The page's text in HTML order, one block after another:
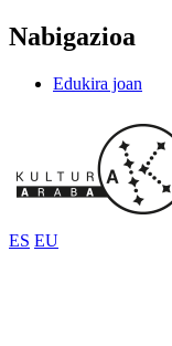
Nabigazioa
Edukira joan
ES EU